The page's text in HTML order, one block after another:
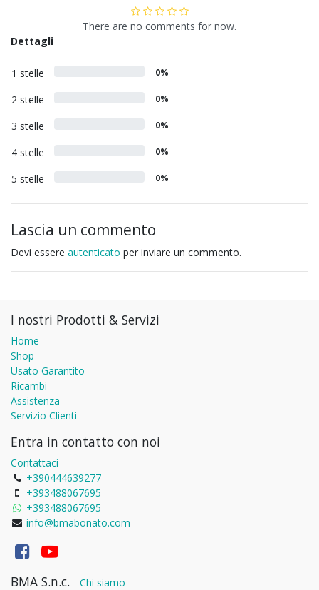
There are no comments for now.
Dettagli
1 stelle 0%
2 stelle 0%
3 stelle 0%
4 stelle 0%
5 stelle 0%
Lascia un commento
Devi essere autenticato per inviare un commento.
I nostri Prodotti & Servizi
Home
Shop
Usato Garantito
Ricambi
Assistenza
Servizio Clienti
Entra in contatto con noi
Contattaci
+390444639277
+393488067695
+393488067695
info@bmabonato.com
BMA S.n.c. - Chi siamo